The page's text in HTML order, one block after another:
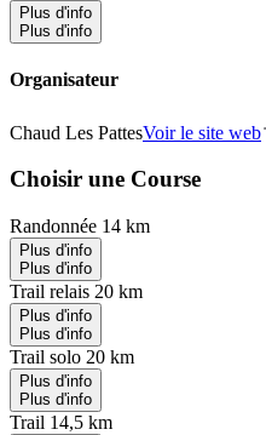
Plus d'info
Plus d'info
Organisateur
Chaud Les PattesVoir le site web
Choisir une Course
Randonnée 14 km
Plus d'info
Plus d'info
Trail relais 20 km
Plus d'info
Plus d'info
Trail solo 20 km
Plus d'info
Plus d'info
Trail 14,5 km